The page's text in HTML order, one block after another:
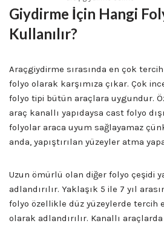
Giydirme İçin Hangi
Kullanılır?
Araçgiydirme sırasında en çok
folyo olarak karşımıza çıkar. Çok
folyo tipi bütün araçlara uygundur.
araç kanallı yapıdaysa cast folyo
folyolar araca uyum sağlayamaz
anda, yapıştırılan yüzeyler atma
Uzun ömürlü olan diğer folyo çeşidi
adlandırılır. Yaklaşık 5 ile 7 yıl
folyo özellikle düz yüzeylerde tercih
olarak adlandırılır. Kanallı